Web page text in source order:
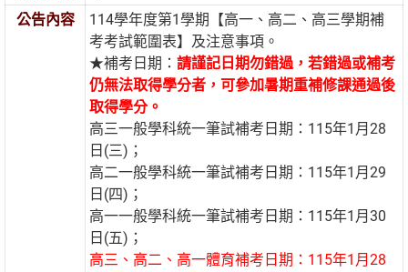
公告內容
114學年度第1學期【高一、高二、高三學期補
考考試範圍表】及注意事項。
★補考日期：請謹記日期勿錯過，若錯過或補考
仍無法取得學分者，可參加暑期重補修課通過後
取得學分。
高三一般學科統一筆試補考日期：115年1月28
日(三)；
高二一般學科統一筆試補考日期：115年1月29
日(四)；
高一一般學科統一筆試補考日期：115年1月30
日(五)；
高三、高二、高一體育補考日期：115年1月28